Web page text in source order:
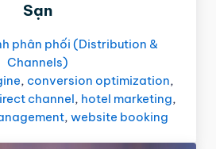
Sạn
phân phối (Distribution &
Channels)
, conversion optimization,
channel, hotel marketing,
,website booking